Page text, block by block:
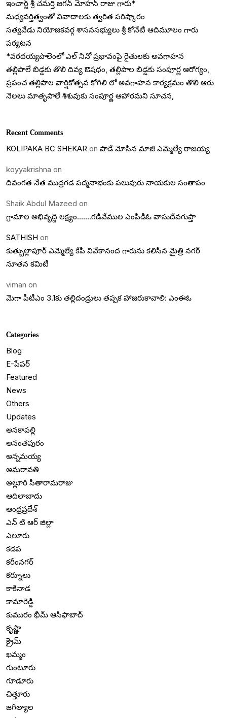
ఇంచార్జ్ శ్రీ చమర్తి జగన్ మోహన్ రాజు గారు*
మధ్యవర్తిత్వంతో వివాదాలకు త్వరిత పరిష్కారం
సత్యవేడు నియోజకవర్గ శాసనసభ్యులు శ్రీ కోనేటి ఆదిమూలం గారు
పర్యటన
*వరదయ్యపాలెంలో ఎల్ నినో ప్రభావంపై రైతులకు అవగాహన
తల్లిపాలే బిడ్డకు తొలి దివ్య ఔషధం, తల్లిపాల బిడ్డకు సంపూర్ణ ఆరోగ్యం,
ప్రపంచ తల్లిపాల వార్షికోత్సవ కోగిలి లో అవగాహన కార్యక్రమం తొలి ఆరు
నెలలు మాతృపాలే శిశువుకు సంపూర్ణ ఆహారమని సూచన,
Recent Comments
KOLIPAKA BC SHEKAR on పాడే మోసిన మాజీ ఎమ్మెల్యే రాజయ్య
koyyakrishna on
దివంగత నేత ముద్రగడ పద్మనాభంకు పలువురు నాయకుల సంతాపం
Shaik Abdul Mazeed on
గ్రామాల అభివృద్దె లక్ష్యం…….గడివేముల ఎంపీడీఓ వాసుదేవగుప్తా
SATHISH on
కుత్బుల్లాపూర్ ఎమ్మెల్యే కేపీ వివేకానంద గారును కలిసిన మైత్రి నగర్
నూతన కమిటీ
viman on
మెగా పీటీఎం 3.1కు తల్లిదండ్రులు తప్పక హాజరుకావాలి: ఎంఈఓ
Categories
Blog
E-పేపర్
Featured
News
Others
Updates
అనకాపల్లి
అనంతపురం
అన్నమయ్య
అమరావతి
అల్లూరి సీతారామరాజు
ఆదిలాబాదు
ఆంధ్రప్రదేశ్
ఎన్ టి ఆర్ జిల్లా
ఎలూరు
కడప
కరీంనగర్
కర్నూలు
కాకినాడ
కామారెడ్డి
కుమురం భీమ్ ఆసిఫాబాద్
కృష్ణా
క్రైమ్
ఖమ్మం
గుంటూరు
గూడూరు
చిత్తూరు
జగిత్యాల